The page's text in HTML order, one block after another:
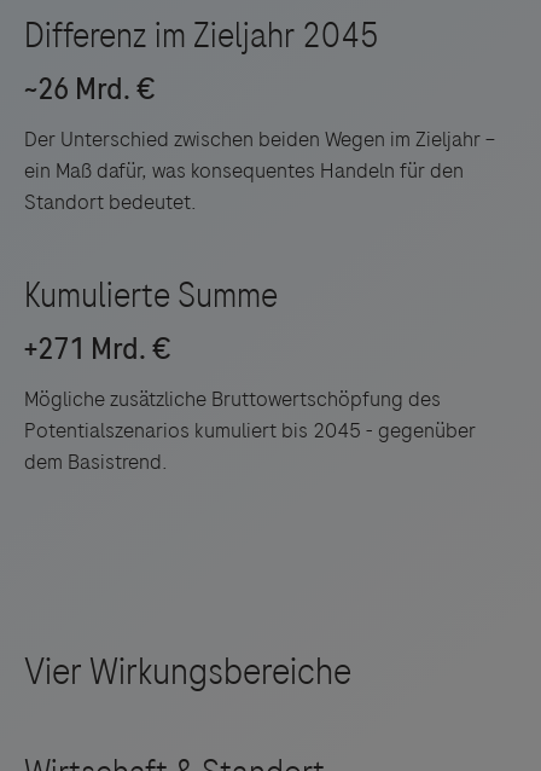
Der Unterschied zwischen beiden Wegen im Zieljahr –
ein Maß dafür, was konsequentes Handeln für den
Standort bedeutet.
Mögliche zusätzliche Bruttowertschöpfung des
Potentialszenarios kumuliert bis 2045 - gegenüber
dem Basistrend.